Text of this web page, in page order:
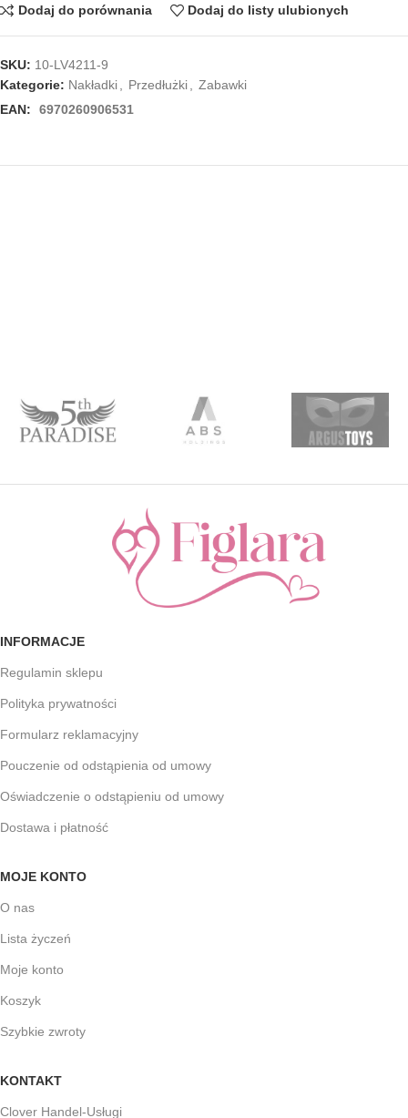
Dodaj do porównania Dodaj do listy ulubionych
SKU: 10-LV4211-9
Kategorie: Nakładki Przedłużki
Zabawki
EAN:
6970260906531
INFORMACJE
Regulamin sklepu
Polityka prywatności
Formularz reklamacyjny
Pouczenie od odstąpienia od umowy
Oświadczenie o odstąpieniu od umowy
Dostawa i płatność
MOJE KONTO
O nas
Lista życzeń
Moje konto
Koszyk
Szybkie zwroty
KONTAKT
Clover Handel-Usługi